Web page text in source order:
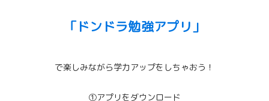
「ドンドラ勉強アプリ」
で楽しみながら学力アップをしちゃおう！
①アプリをダウンロード